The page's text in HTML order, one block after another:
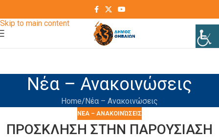
Skip to main content
Νέα – Ανακοινώσεις
Home Νέα – Ανακοινώσεις
ΝΈΑ – ΑΝΑΚΟΙΝΏΣΕΙΣ
ΠΡΟΣΚΛΗΣΗ ΣΤΗΝ ΠΑΡΟΥΣΙΑΣΗ